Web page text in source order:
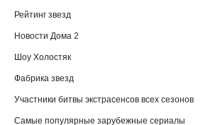
Рейтинг звезд
Новости Дома 2
Шоу Холостяк
Фабрика звезд
Участники битвы экстрасенсов всех сезонов
Самые популярные зарубежные сериалы